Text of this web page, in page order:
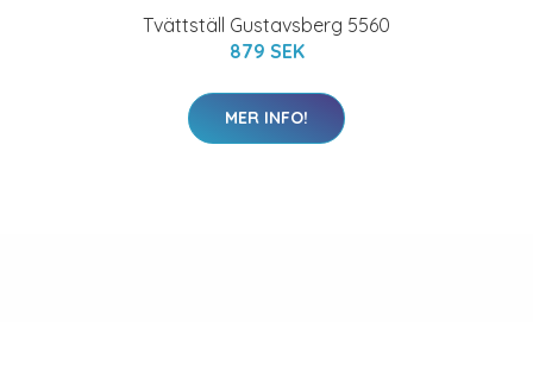
Tvättställ Gustavsberg 5560
879 SEK
MER INFO!